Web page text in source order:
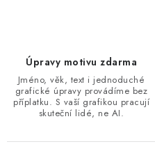
Úpravy motivu zdarma
Jméno, věk, text i jednoduché
grafické úpravy provádíme bez
příplatku. S vaší grafikou pracují
skuteční lidé, ne AI.